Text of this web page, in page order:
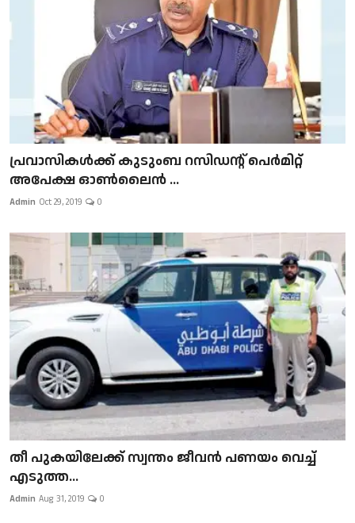
പ്രവാസികള്‍ക്ക് കുടുംബ റസിഡന്റ് പെർമിറ്റ്
അപേക്ഷ ഓൺലൈൻ ...
Admin Oct 29, 2019 0
​​​​​​​തീ പുകയിലേക്ക് സ്വന്തം ജീവന്‍ പണയം വെച്ച്
എടുത്ത...
Admin Aug 31, 2019 0